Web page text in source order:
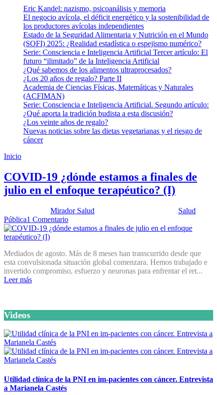
Eric Kandel: nazismo, psicoanálisis y memoria
El negocio avícola, el déficit energético y la sostenibilidad de
los productores avícolas independientes
Estado de la Seguridad Alimentaria y Nutrición en el Mundo
(SOFI) 2025: ¿Realidad estadística o espejismo numérico?
Serie: Consciencia e Inteligencia Artificial Tercer artículo: El
futuro “ilimitado” de la Inteligencia Artificial
¿Qué sabemos de los alimentos ultraprocesados?
¿Los 20 años de regalo? Parte II
Academia de Ciencias Físicas, Matemáticas y Naturales
(ACFIMAN)
Serie: Consciencia e Inteligencia Artificial. Segundo artículo:
¿Qué aporta la tradición budista a esta discusión?
¿Los veinte años de regalo?
Nuevas noticias sobre las dietas vegetarianas y el riesgo de
cáncer
Inicio
COVID-19 ¿dónde estamos a finales de
julio en el enfoque terapéutico? (I)
Mirador Salud
Salud
Pública1 Comentario
Mediados de agosto. Más de 8 meses han transcurrido desde que
esta convulsionada situación global comenzara. Hemos trabajado e
invertido compromiso, esfuerzo y neuronas para enfrentar el ret...
Leer más
Videos
Utilidad clínica de la PNI en im-pacientes con cáncer. Entrevista
a Marianela Castés